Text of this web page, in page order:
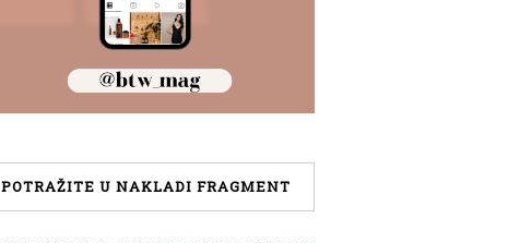
POTRAŽITE U NAKLADI FRAGMENT